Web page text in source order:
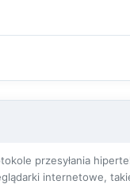
przesyłania
internetowe,